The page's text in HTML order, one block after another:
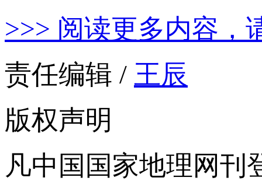
>>> 阅读更多内容，
责任编辑 / 王辰
版权声明
凡中国国家地理网刊